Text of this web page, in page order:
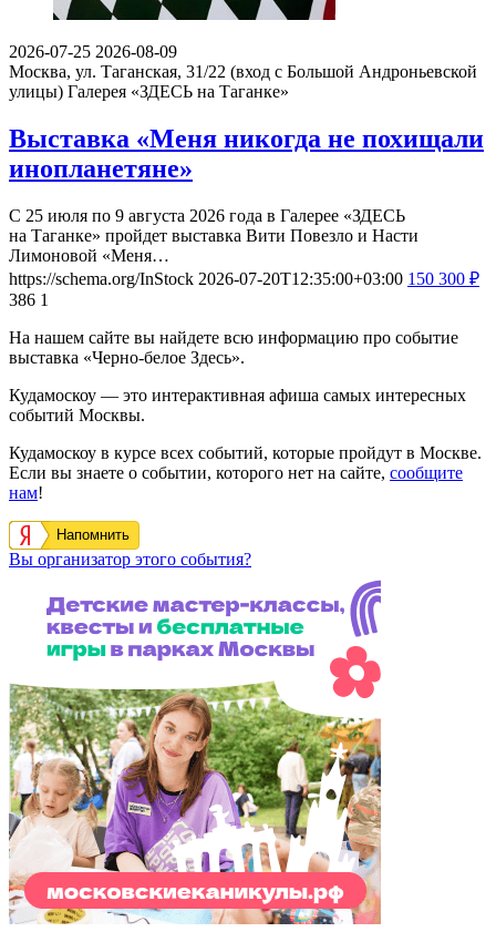
2026-07-25 2026-08-09
Москва, ул. Таганская, 31/22 (вход с Большой Андроньевской
улицы) Галерея «ЗДЕСЬ на Таганке»
Выставка «Меня никогда не похищали
инопланетяне»
С 25 июля по 9 августа 2026 года в Галерее «ЗДЕСЬ
на Таганке» пройдет выставка Вити Повезло и Насти
Лимоновой «Меня…
https://schema.org/InStock 2026-07-20T12:35:00+03:00 150 300 ₽
386 1
На нашем сайте вы найдете всю информацию про событие
выставка «Черно-белое Здесь».
Кудамоскоу — это интерактивная афиша самых интересных
событий Москвы.
Кудамоскоу в курсе всех событий, которые пройдут в Москве.
Если вы знаете о событии, которого нет на сайте, сообщите
нам!
Напомнить
Вы организатор этого события?